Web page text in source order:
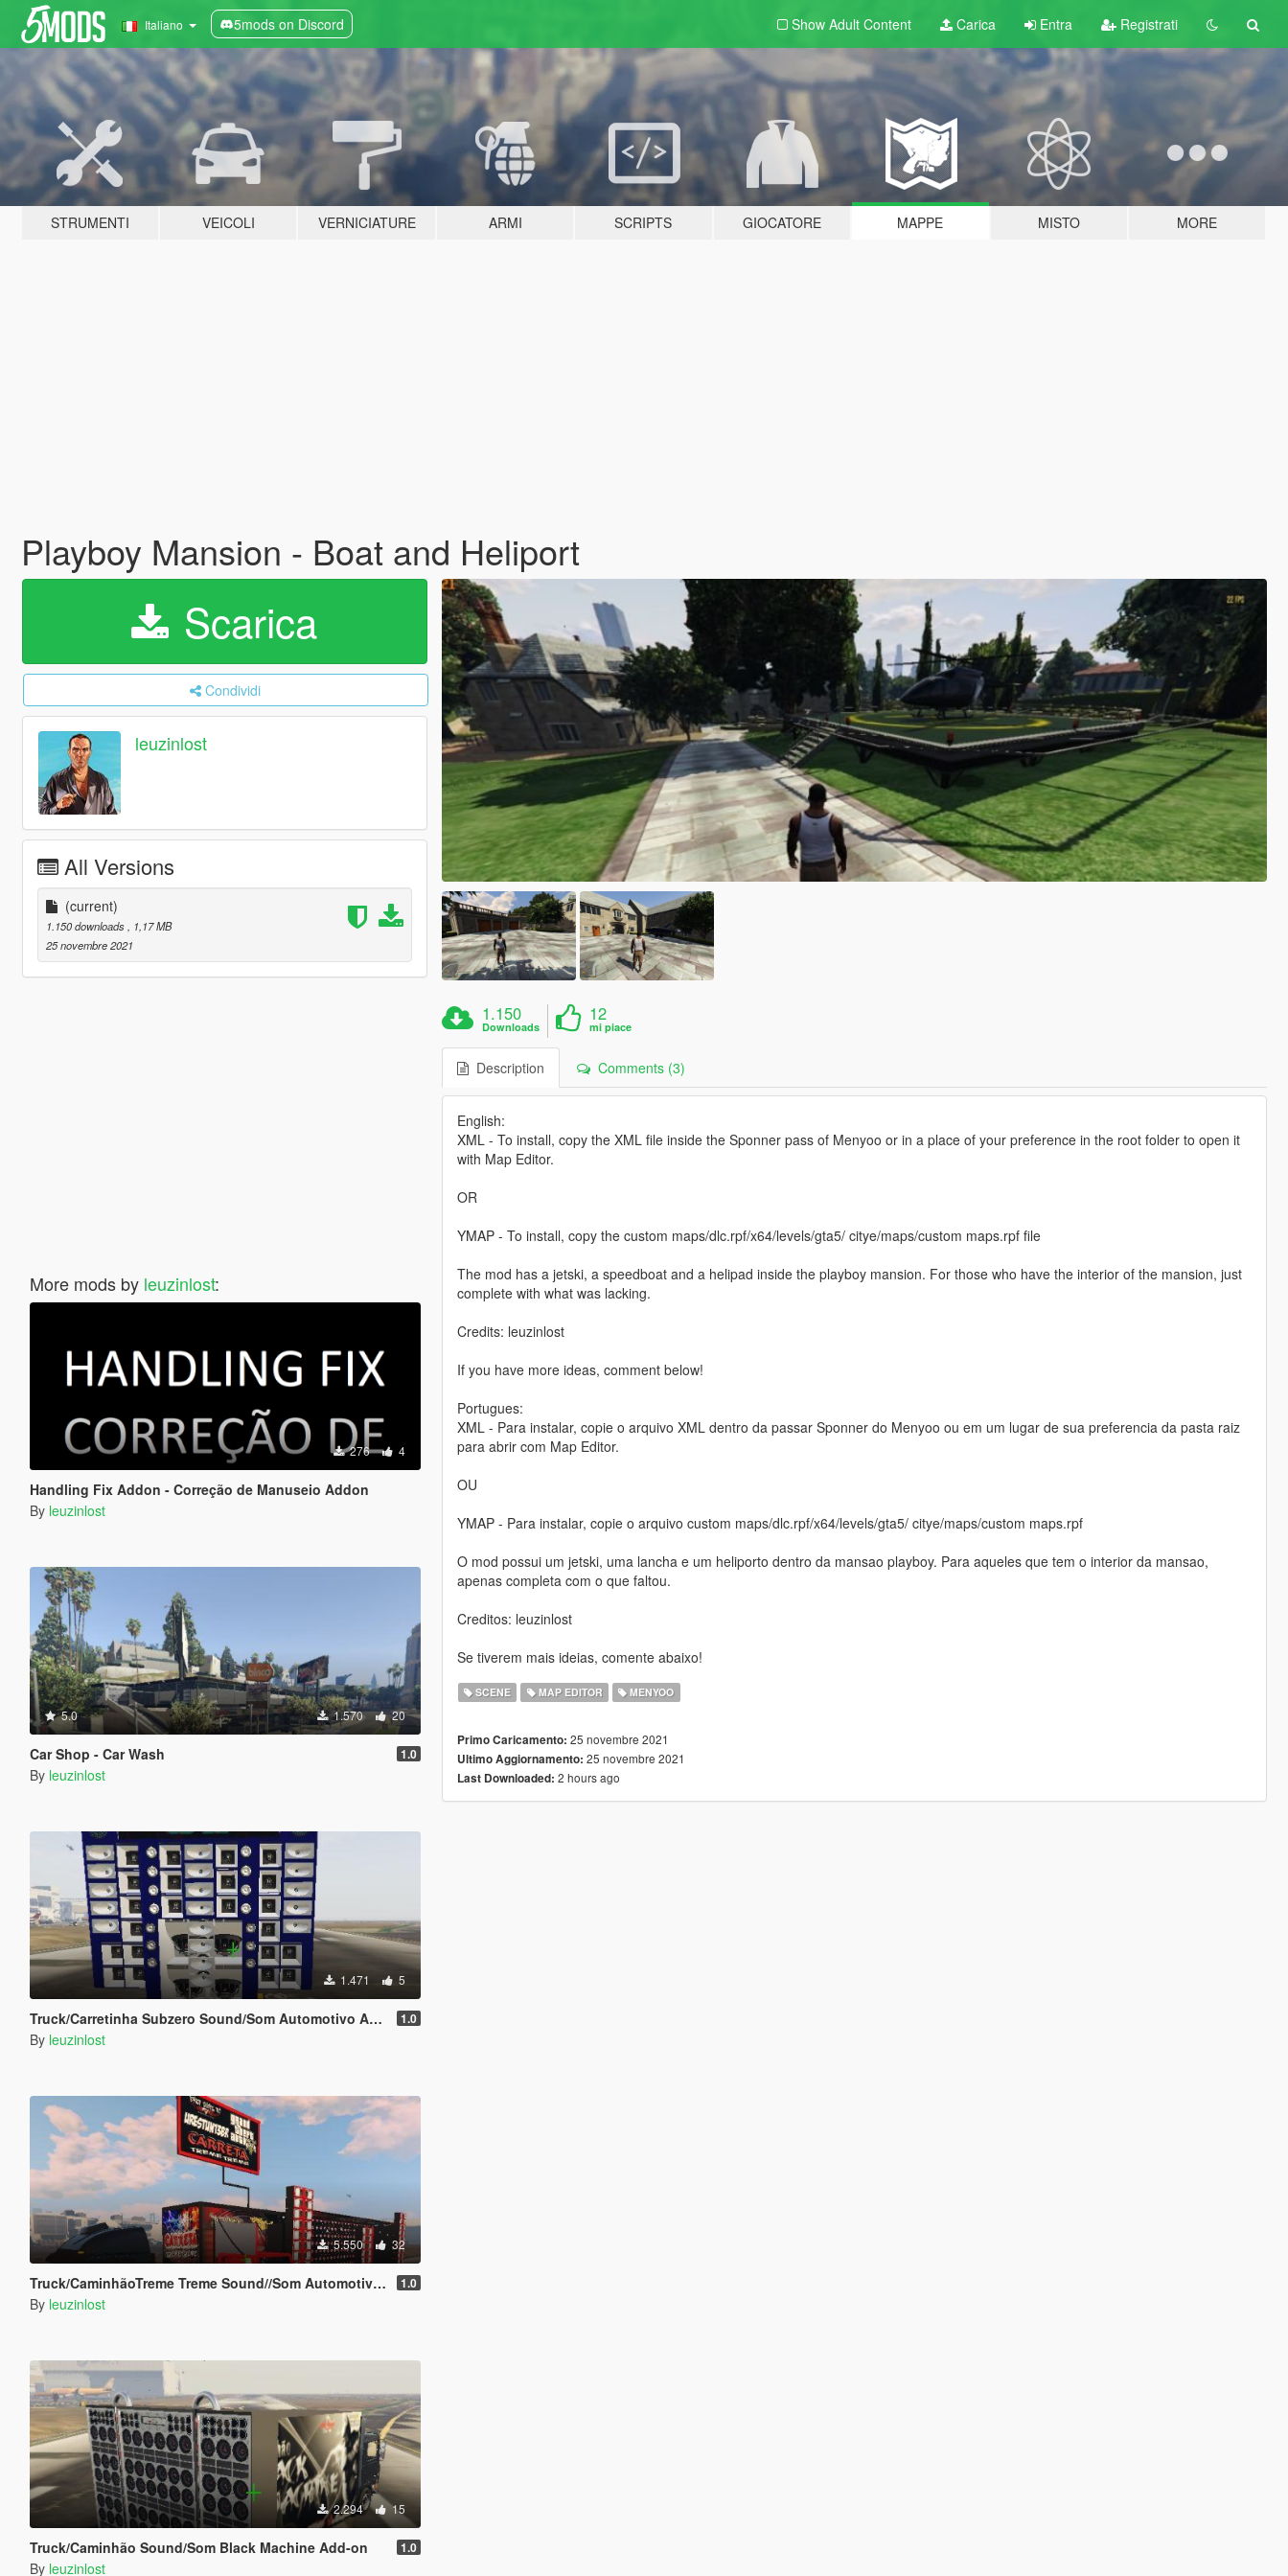
Italiano 5mods on Discord Show Adult Content Carica Entra Registrati
STRUMENTI VEICOLI VERNICIATURE ARMI SCRIPTS GIOCATORE MAPPE MISTO MORE
Playboy Mansion - Boat and Heliport
Scarica
Condividi
leuzinlost
All Versions
(current)
1.150 downloads
, 1,17 MB
25 novembre 2021
More mods by leuzinlost:
276 4
Handling Fix Addon - Correção de Manuseio Addon
By leuzinlost
5.0 1.570 20
Car Shop - Car Wash 1.0
By leuzinlost
1.471 5
Truck/Carretinha Subzero Sound/Som Automotivo Add-on 1.0
By leuzinlost
5.550 32
Truck/CaminhãoTreme Treme Sound//Som Automotivo Add-on 1.0
By leuzinlost
2.294 15
Truck/Caminhão Sound/Som Black Machine Add-on 1.0
By leuzinlost
1.150
Downloads
12
mi piace
Description Comments (3)
English:
XML - To install, copy the XML file inside the Sponner pass of Menyoo or in a place of your preference in the root folder to open it
with Map Editor.
OR
YMAP - To install, copy the custom maps/dlc.rpf/x64/levels/gta5/ citye/maps/custom maps.rpf file
The mod has a jetski, a speedboat and a helipad inside the playboy mansion. For those who have the interior of the mansion, just
complete with what was lacking.
Credits: leuzinlost
If you have more ideas, comment below!
Portugues:
XML - Para instalar, copie o arquivo XML dentro da passar Sponner do Menyoo ou em um lugar de sua preferencia da pasta raiz
para abrir com Map Editor.
OU
YMAP - Para instalar, copie o arquivo custom maps/dlc.rpf/x64/levels/gta5/ citye/maps/custom maps.rpf
O mod possui um jetski, uma lancha e um heliporto dentro da mansao playboy. Para aqueles que tem o interior da mansao,
apenas completa com o que faltou.
Creditos: leuzinlost
Se tiverem mais ideias, comente abaixo!
SCENE MAP EDITOR MENYOO
Primo Caricamento: 25 novembre 2021
Ultimo Aggiornamento: 25 novembre 2021
Last Downloaded: 2 hours ago